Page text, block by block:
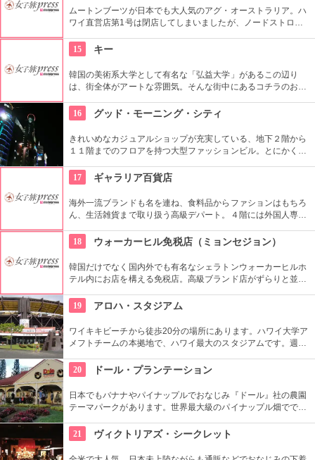
ムートンブーツが日本でも大人気のアグ・オーストラリア。ハ
ワイ直営店第1号は閉店してしまいましたが、ノードストロー
キーですよね。ハワイ限定のアイテムもあるので、ぜひチェッ
クを。
15 キー
韓国の美術系大学として有名な「弘益大学」があるこの辺り
は、街全体がアートな雰囲気。そんな街中にあるコチラのお店
扱うセレクトショップ。アクセサリーから雑貨まで取り扱い、
価格もリーズナブルなものから揃っているので、個性的なお土
産を探すには最適。
16 グッド・モーニング・シティ
きれいめなカジュアルショップが充実している、地下２階から
１１階までのフロアを持つ大型ファッションビル。とにかく品
はフードコートになっているので、休憩しながらも出来て
Good！９階から１１階には映画館も入っているので、韓国語
での映画も楽しめます。
17 ギャラリア百貨店
海外一流ブランドも名を連ね、食料品からファションはもちろ
ん、生活雑貨まで取り扱う高級デパート。４階には外国人専用
他、日本語可能なコンシェルジュも居るので、困った事があっ
たら相談してみて。
18 ウォーカーヒル免税店（ミョンセジョン）
韓国だけでなく国内外でも有名なシェラトンウォーカーヒルホ
テル内にお店を構える免税店。高級ブランド店がずらりと並
囲まれた場所が最高。カジノやディナーショーのついでに免税
店でショッピングを楽しもう。
19 アロハ・スタジアム
ワイキキビーチから徒歩20分の場所にあります。ハワイ大学ア
メフトチームの本拠地で、ハワイ最大のスタジアムです。週3
います。400以上もの地元のお店が出店し、大盛り上がり。お
宝を見つけてみませんか。
20 ドール・プランテーション
日本でもバナナやパイナップルでおなじみ『ドール』社の農園
テーマパークがあります。世界最大級のパイナップル畑ででき
めるアトラクションがあります。カワイイお土産もいっぱい。
21 ヴィクトリアズ・シークレット